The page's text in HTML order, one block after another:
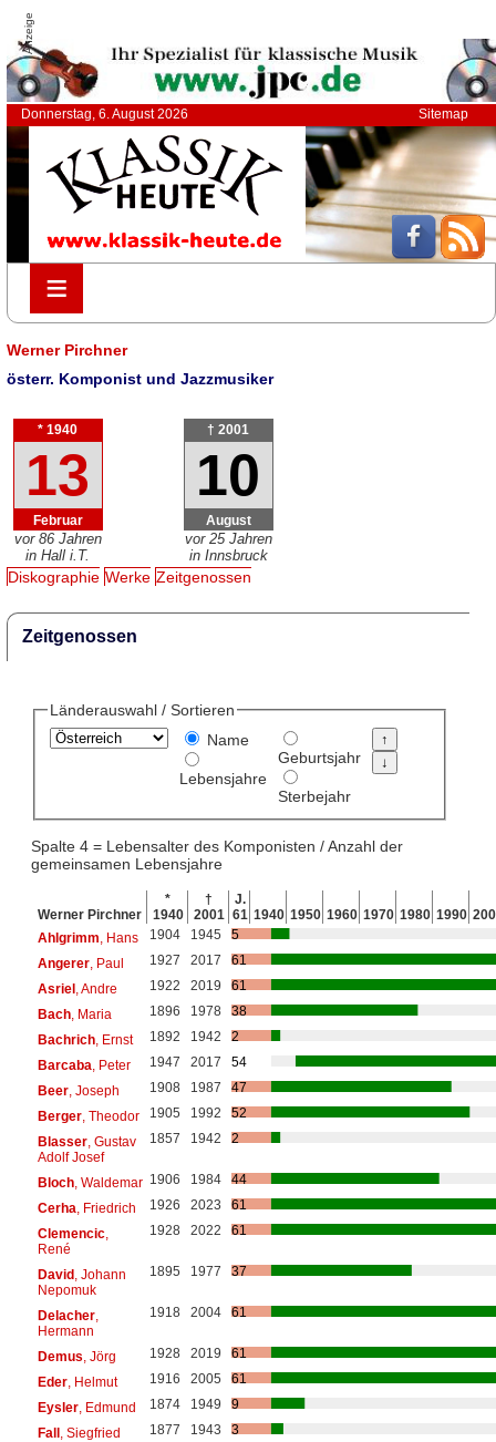
Anzeige
Donnerstag, 6. August 2026 Sitemap
≡
≡
Werner Pirchner
österr. Komponist und Jazzmusiker
* 1940
13
Februar
vor 86 Jahren
in Hall i.T.
† 2001
10
August
vor 25 Jahren
in Innsbruck
Diskographie Werke Zeitgenossen
Zeitgenossen
Länderauswahl / Sortieren
Name
Lebensjahre
Geburtsjahr
Sterbejahr
Spalte 4 = Lebensalter des Komponisten / Anzahl der
gemeinsamen Lebensjahre
Werner Pirchner
*
1940
†
2001
J.
61 1940 1950 1960 1970 1980 1990
Ahlgrimm , Hans 1904 1945
5
Angerer, Paul 1927 2017
61
Asriel, Andre 1922 2019
61
Bach, Maria 1896 1978
38
Bachrich, Ernst 1892 1942
2
Barcaba , Peter 1947 2017
54
Beer, Joseph 1908 1987
47
Berger, Theodor 1905 1992
52
Blasser, Gustav
Adolf Josef
1857 1942 2
Bloch, Waldemar 1906 1984
44
Cerha , Friedrich 1926 2023
61
Clemencic,
René
1928 2022 61
David, Johann
Nepomuk
1895 1977 37
Delacher,
Hermann
1918 2004 61
Demus , Jörg 1928 2019
61
Eder, Helmut 1916 2005
61
Eysler, Edmund 1874 1949
9
Fall, Siegfried 1877 1943
3